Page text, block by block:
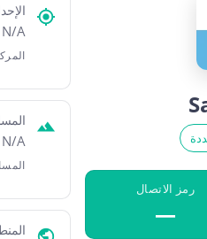
رمز الاتصال
—
N/A
N/A